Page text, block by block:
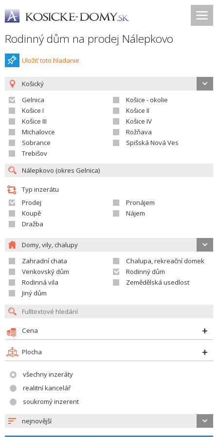
Rodinný dům na prodej Nálepkovo
Uložiť toto hladanie
Košický
Gelnica
Košice - okolie
Košice I
Košice II
Košice III
Košice IV
Michalovce
Rožňava
Sobrance
Spišská Nová Ves
Trebišov
Typ inzerátu
Prodej
Pronájem
Koupě
Nájem
Dražba
Domy, vily, chalupy
Zahradní chata
Chalupa, rekreační domek
Venkovský dům
Rodinný dům
Rodinná vila
Zemědělská usedlost
Jiný dům
Cena
Plocha
všechny inzeráty
realitní kancelář
soukromý inzerent
nejnovější